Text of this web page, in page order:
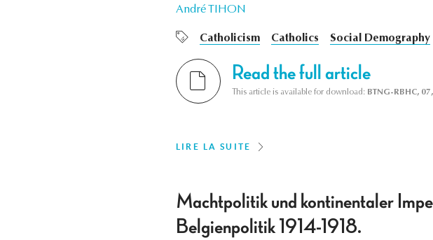
André TIHON
Catholicism Catholics Social Demography
Read the full article
This article is available for download: BTNG-RBHC,
LIRE LA SUITE
Machtpolitik und kontinentaler
Belgienpolitik 1914-1918.